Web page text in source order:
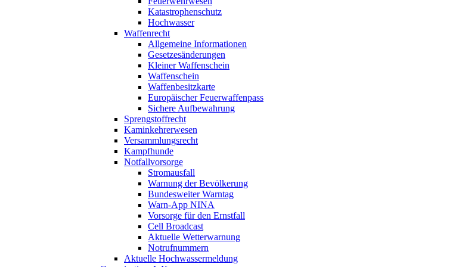
Katastrophenschutz
Hochwasser
Waffenrecht
Allgemeine Informationen
Gesetzesänderungen
Kleiner Waffenschein
Waffenschein
Waffenbesitzkarte
Europäischer Feuerwaffenpass
Sichere Aufbewahrung
Sprengstoffrecht
Kaminkehrerwesen
Versammlungsrecht
Kampfhunde
Notfallvorsorge
Stromausfall
Warnung der Bevölkerung
Bundesweiter Warntag
Warn-App NINA
Vorsorge für den Ernstfall
Cell Broadcast
Aktuelle Wetterwarnung
Notrufnummern
Aktuelle Hochwassermeldung